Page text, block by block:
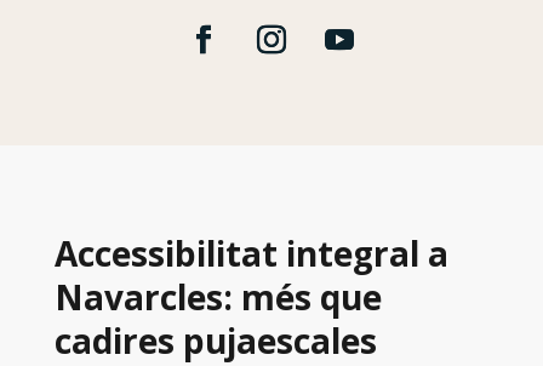
Accessibilitat integral a
Navarcles: més que
cadires pujaescales